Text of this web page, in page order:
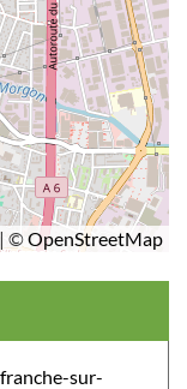
| ©OpenStreetMap
sur-